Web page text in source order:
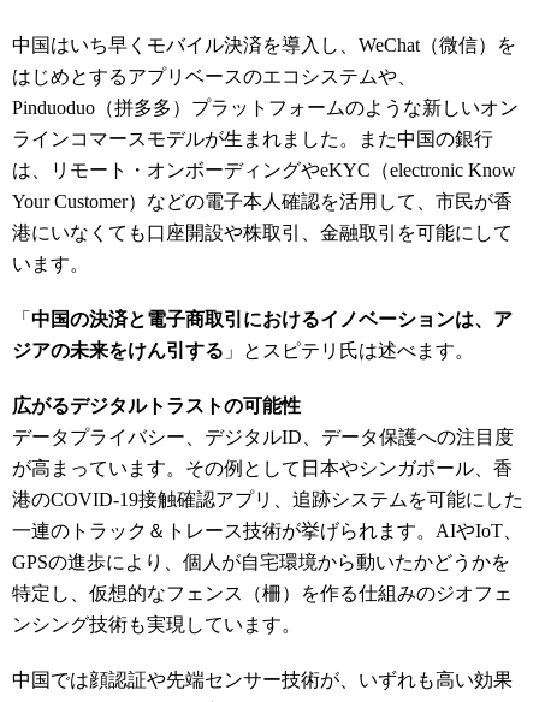
中国はいち早くモバイル決済を導入し、WeChat （微信）を
はじめとするアプリベースのエコシステムや、
Pinduoduo （拼多多）プラットフォームのような新しいオン
ラインコマースモデルが生まれました。また中国の銀行
は、リモート
・オンボーディングやeKYC （electronic Know
Your Customer）などの電子本人確認を活用して、市民が香
港にいなくても口座開設や株取引、金融取引を可能にして
います。
「 中国の決済と電子商取引におけるイノベーションは、ア
ジアの未来をけん引する 」とスピテリ氏は述べます。
広がるデジタルトラストの可能性
データプライバシー、デジタルID 、データ保護への注目度
が高まっています。その例として日本やシンガポール、香
港のCOVID-19接触確認アプリ、追跡システムを可能にした
一連のトラック＆トレース技術が挙げられます。 AIやIoT
GPSの進歩により、個人が自宅環境から動いたかどうかを
特定し、仮想的なフェンス（柵）を作る仕組みのジオフェ
ンシング技術も実現しています。
中国では顔認証や先端センサー技術が、いずれも高い効果